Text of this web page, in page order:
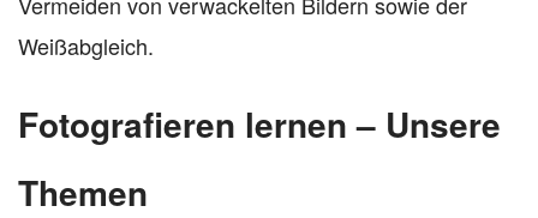
Weißabgleich.
Fotografieren lernen – Unsere
Themen